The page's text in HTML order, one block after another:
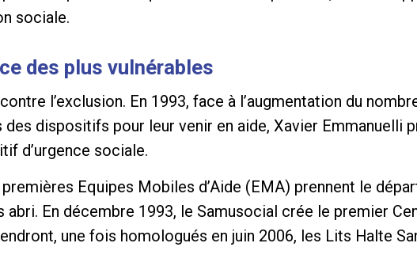
sociale.
des plus vulnérables
l’exclusion. En 1993, face à l’augmentation du
dispositifs pour leur venir en aide, Xavier Emmanuelli
d’urgence sociale.
Equipes Mobiles d’Aide (EMA) prennent le
abri. En décembre 1993, le Samusocial crée le premier
une fois homologués en juin 2006, les Lits Halte